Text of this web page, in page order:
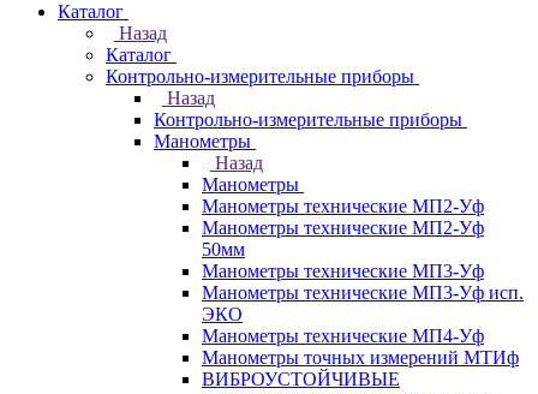
Каталог
Назад
Каталог
Контрольно-измерительные приборы
Назад
Контрольно-измерительные приборы
Манометры
Назад
Манометры
Манометры технические МП2-Уф
Манометры технические МП2-Уф
50мм
Манометры технические МП3-Уф
Манометры технические МП3-Уф исп.
ЭКО
Манометры технические МП4-Уф
Манометры точных измерений МТИф
ВИБРОУСТОЙЧИВЫЕ